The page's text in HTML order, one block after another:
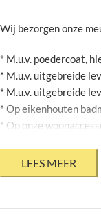
Wij bezorgen onze
* M.u.v. poedercoat,
* M.u.v. uitgebreide
* M.u.v. uitgebreide
* Op eikenhouten
* Op onze
* Mits jouw agenda dit
* Bovenstaande